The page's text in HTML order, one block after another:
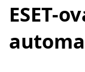
ESET-